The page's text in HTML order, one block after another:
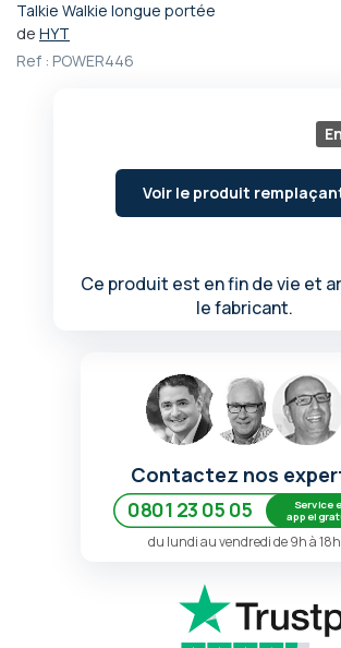
Talkie Walkie longue portée
de HYT
Ref : POWER446
Voir le produit
Ce produit est en fin de vie et
le fabricant.
Passer
au
début
Contactez nos
0801 23 05 05
Service
appel
du lundi au vendredi de 9h à 18h